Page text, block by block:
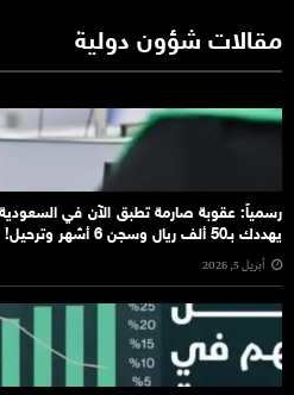
مقالات شؤون دولية
رسمياً: عقوبة صارمة تطبق الآن في
يهددك بـ50 ألف ريال وسجن 6 أشهر وترحيل!
أبريل 5, 2026